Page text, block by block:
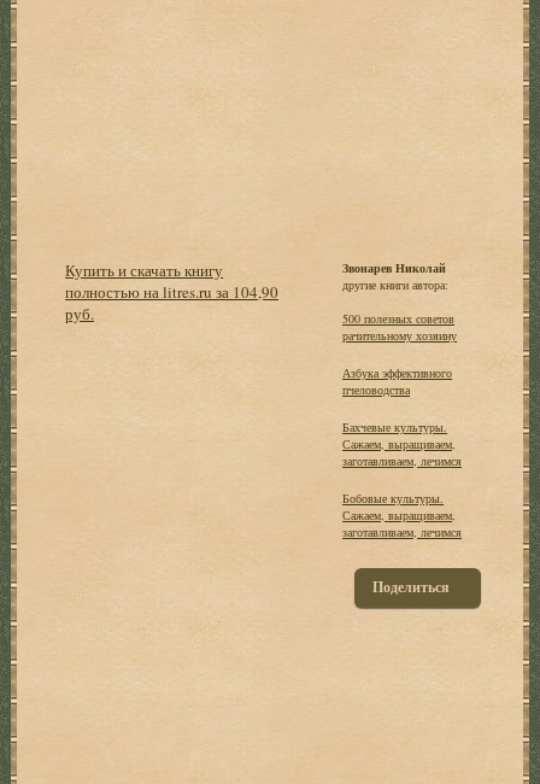
Купить и скачать книгу
полностью на litres.ru за 104,90
руб.
Звонарев Николай
другие книги автора:
500 полезных советов
рачительному хозяину
Азбука эффективного
пчеловодства
Бахчевые культуры.
Сажаем, выращиваем,
заготавливаем, лечимся
Бобовые культуры.
Сажаем, выращиваем,
заготавливаем, лечимся
Поделиться